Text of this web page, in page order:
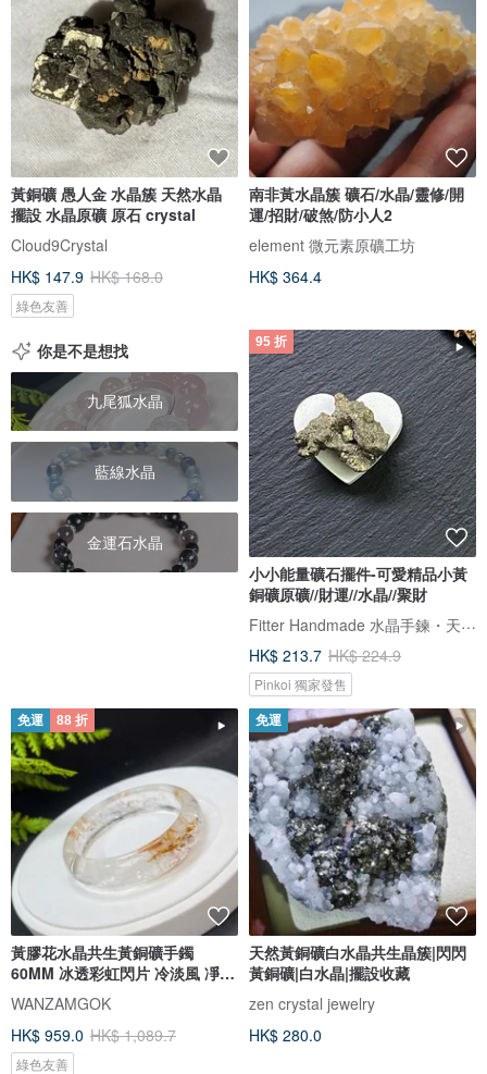
黃銅礦 愚人金 水晶簇 天然水晶
擺設 水晶原礦 原石 crystal
Cloud9Crystal
HK$ 147.9 HK$ 168.0
綠色友善
南非黃水晶簇 礦石/水晶/靈修/開
運/招財/破煞/防小人2
element 微元素原礦工坊
HK$ 364.4
你是不是想找
九尾狐水晶
藍線水晶
金運石水晶
95 折
小小能量礦石擺件-可愛精品小黃
銅礦原礦//財運//水晶//聚財
Fitter Handmade 水晶手鍊・天然礦石
HK$ 213.7 HK$ 224.9
Pinkoi 獨家發售
免運 88 折
黃膠花水晶共生黃銅礦手鐲
60MM 冰透彩虹閃片 冷淡風 凈化
招財
WANZAMGOK
HK$ 959.0 HK$ 1,089.7
綠色友善
免運
天然黃銅礦白水晶共生晶簇|閃閃
黃銅礦|白水晶|擺設收藏
zen crystal jewelry
HK$ 280.0